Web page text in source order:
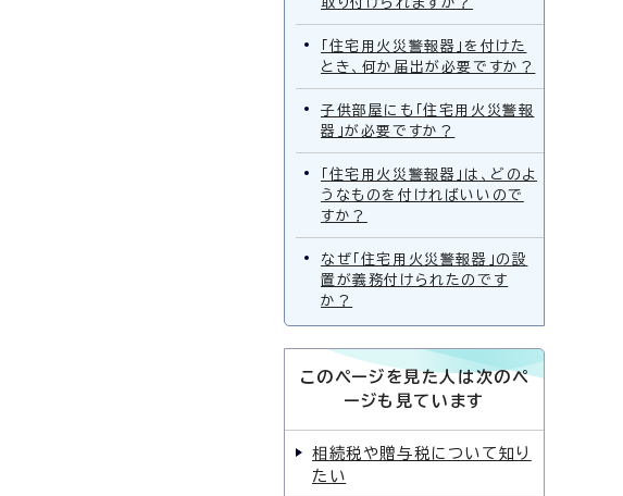
「住宅用火災警報器」を付けた
とき、何か届出が必要ですか？
子供部屋にも「住宅用火災警報
器」が必要ですか？
「住宅用火災警報器」は、どのよ
うなものを付ければいいので
すか？
なぜ「住宅用火災警報器」の設
置が義務付けられたのです
か？
このページを見た人は次のペ
ージも見ています
相続税や贈与税について知り
たい